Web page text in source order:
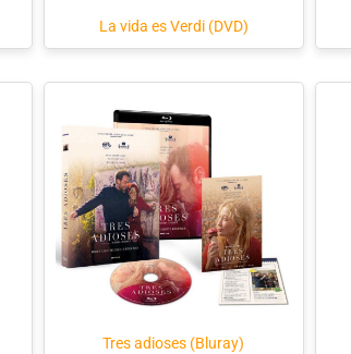
La vida es Verdi (DVD)
Tres adioses (Bluray)